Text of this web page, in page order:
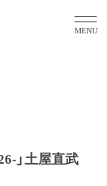
」土屋直武